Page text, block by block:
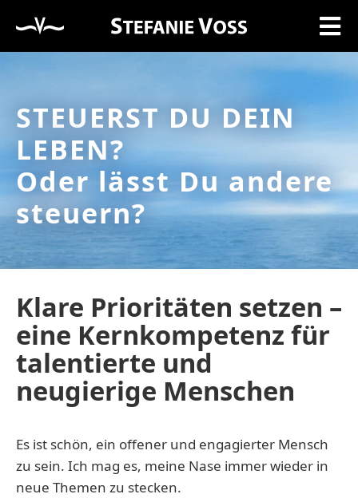
STEUERST DU DEIN
LEBEN?
Oder lässt Du andere
steuern?
Klare Prioritäten setzen –
eine Kernkompetenz für
talentierte und
neugierige Menschen
Es ist schön, ein offener und engagierter Mensch
zu sein. Ich mag es, meine Nase immer wieder in
neue Themen zu stecken.